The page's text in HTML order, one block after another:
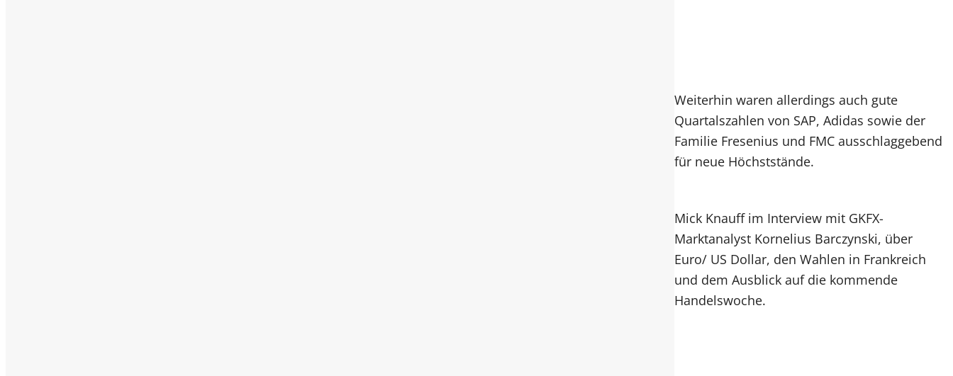
Weiterhin waren allerdings auch gute
Quartalszahlen von SAP, Adidas sowie der
Familie Fresenius und FMC ausschlaggebend
für neue Höchststände.
Mick Knauff im Interview mit GKFX-
Marktanalyst Kornelius Barczynski, über
Euro/ US Dollar, den Wahlen in Frankreich
und dem Ausblick auf die kommende
Handelswoche.